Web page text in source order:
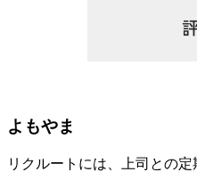
よもやま
リクルートには、上司との